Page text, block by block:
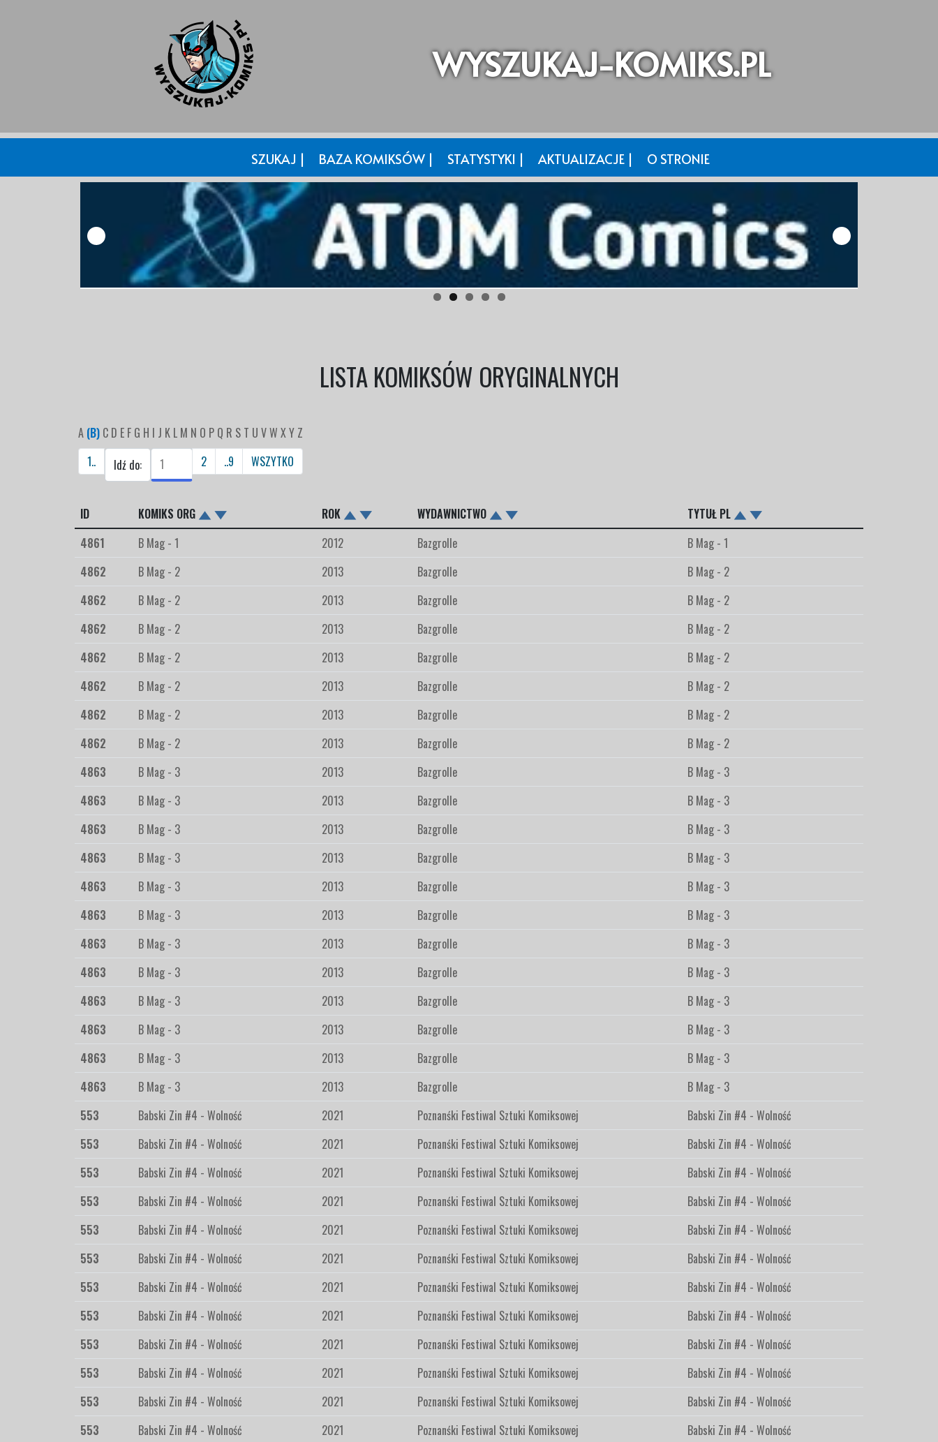
WYSZUKAJ-KOMIKS.PL
SZUKAJ | BAZA KOMIKSÓW | STATYSTYKI | AKTUALIZACJE | O STRONIE
LISTA KOMIKSÓW ORYGINALNYCH
A (B) C D E F G H I J K L M N O P Q R S T U VW XY Z
1..
Idź do: 2 ..9 WSZYTKO
ID KOMIKS ORG ROK WYDAWNICTWO
TYTUŁ PL
4861
B Mag - 1 2012 Bazgrolle
B Mag - 1
4862
B Mag - 2 2013 Bazgrolle
B Mag - 2
4862
B Mag - 2 2013 Bazgrolle
B Mag - 2
4862
B Mag - 2 2013 Bazgrolle
B Mag - 2
4862
B Mag - 2 2013 Bazgrolle
B Mag - 2
4862
B Mag - 2 2013 Bazgrolle
B Mag - 2
4862
B Mag - 2 2013 Bazgrolle
B Mag - 2
4862
B Mag - 2 2013 Bazgrolle
B Mag - 2
4863
B Mag - 3 2013 Bazgrolle
B Mag - 3
4863
B Mag - 3 2013 Bazgrolle
B Mag - 3
4863
B Mag - 3 2013 Bazgrolle
B Mag - 3
4863
B Mag - 3 2013 Bazgrolle
B Mag - 3
4863
B Mag - 3 2013 Bazgrolle
B Mag - 3
4863
B Mag - 3 2013 Bazgrolle
B Mag - 3
4863
B Mag - 3 2013 Bazgrolle
B Mag - 3
4863
B Mag - 3 2013 Bazgrolle
B Mag - 3
4863
B Mag - 3 2013 Bazgrolle
B Mag - 3
4863
B Mag - 3 2013 Bazgrolle
B Mag - 3
4863
B Mag - 3 2013 Bazgrolle
B Mag - 3
4863
B Mag - 3 2013 Bazgrolle
B Mag - 3
553
Babski Zin #4 - Wolność 2021 Poznanśki Festiwal Sztuki Komiksowej
Babski Zin #4 - Wolność
553
Babski Zin #4 - Wolność 2021 Poznanśki Festiwal Sztuki Komiksowej
Babski Zin #4 - Wolność
553
Babski Zin #4 - Wolność 2021 Poznanśki Festiwal Sztuki Komiksowej
Babski Zin #4 - Wolność
553
Babski Zin #4 - Wolność 2021 Poznanśki Festiwal Sztuki Komiksowej
Babski Zin #4 - Wolność
553
Babski Zin #4 - Wolność 2021 Poznanśki Festiwal Sztuki Komiksowej
Babski Zin #4 - Wolność
553
Babski Zin #4 - Wolność 2021 Poznanśki Festiwal Sztuki Komiksowej
Babski Zin #4 - Wolność
553
Babski Zin #4 - Wolność 2021 Poznanśki Festiwal Sztuki Komiksowej
Babski Zin #4 - Wolność
553
Babski Zin #4 - Wolność 2021 Poznanśki Festiwal Sztuki Komiksowej
Babski Zin #4 - Wolność
553
Babski Zin #4 - Wolność 2021 Poznanśki Festiwal Sztuki Komiksowej
Babski Zin #4 - Wolność
553
Babski Zin #4 - Wolność 2021 Poznanśki Festiwal Sztuki Komiksowej
Babski Zin #4 - Wolność
553
Babski Zin #4 - Wolność 2021 Poznanśki Festiwal Sztuki Komiksowej
Babski Zin #4 - Wolność
553
Babski Zin #4 - Wolność 2021 Poznanśki Festiwal Sztuki Komiksowej
Babski Zin #4 - Wolność